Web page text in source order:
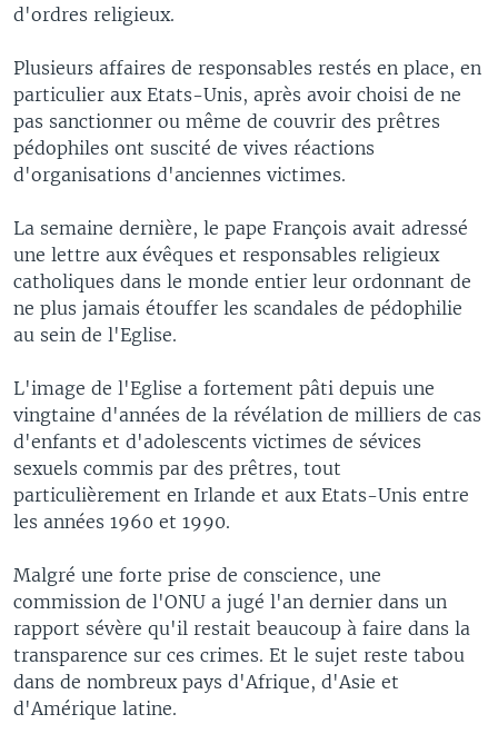
d'ordres religieux.
Plusieurs affaires de responsables restés en place, en
particulier aux Etats-Unis, après avoir choisi de ne
pas sanctionner ou même de couvrir des prêtres
pédophiles ont suscité de vives réactions
d'organisations d'anciennes victimes.
La semaine dernière, le pape François avait adressé
une lettre aux évêques et responsables religieux
catholiques dans le monde entier leur ordonnant de
ne plus jamais étouffer les scandales de pédophilie
au sein de l'Eglise.
L'image de l'Eglise a fortement pâti depuis une
vingtaine d'années de la révélation de milliers de cas
d'enfants et d'adolescents victimes de sévices
sexuels commis par des prêtres, tout
particulièrement en Irlande et aux Etats-Unis entre
les années 1960 et 1990.
Malgré une forte prise de conscience, une
commission de l'ONU a jugé l'an dernier dans un
rapport sévère qu'il restait beaucoup à faire dans la
transparence sur ces crimes. Et le sujet reste tabou
dans de nombreux pays d'Afrique, d'Asie et
d'Amérique latine.